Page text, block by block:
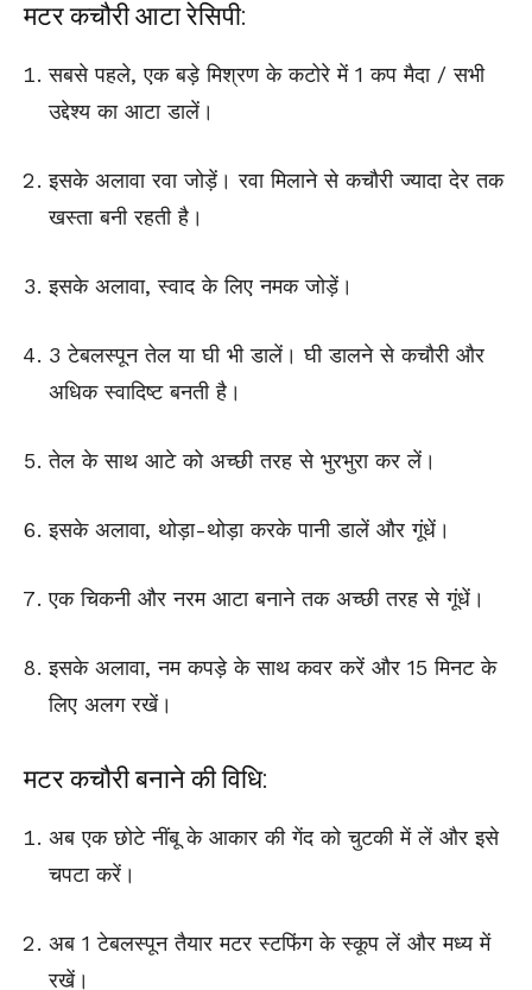
मटर कचौरी आटा रेसिपी:
सबसे पहले, एक बड़े मिश्रण के कटोरे में 1 कप मैदा / सभी
उद्देश्य का आटा डालें।
इसके अलावा रवा जोड़ें। रवा मिलाने से कचौरी ज्यादा देर तक
खस्ता बनी रहती है।
इसके अलावा, स्वाद के लिए नमक जोड़ें।
3 टेबलस्पून तेल या घी भी डालें। घी डालने से कचौरी और
अधिक स्वादिष्ट बनती है।
तेल के साथ आटे को अच्छी तरह से भुरभुरा कर लें।
इसके अलावा, थोड़ा-थोड़ा करके पानी डालें और गूंधें।
एक चिकनी और नरम आटा बनाने तक अच्छी तरह से गूंधें।
इसके अलावा, नम कपड़े के साथ कवर करें और 15 मिनट के
लिए अलग रखें।
मटर कचौरी बनाने की विधि:
अब एक छोटे नींबू के आकार की गेंद को चुटकी में लें और इसे
चपटा करें।
अब 1 टेबलस्पून तैयार मटर स्टफिंग के स्कूप लें और मध्य में
रखें।